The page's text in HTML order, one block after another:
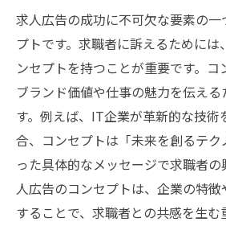
求人広告の成功に不可欠な要素の
プトです。求職者に訴えるためには
ンセプトを持つことが重要です。
ブランド価値や仕事の魅力を伝え
す。例えば、IT企業が革新的な技術
合、コンセプトは「未来を創るテ
った具体的なメッセージで求職者
人広告のコンセプトは、企業の特
することで、求職者との共感を生む